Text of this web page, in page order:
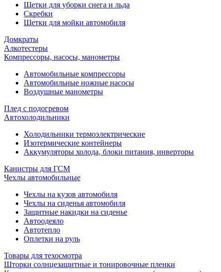
Щетки для уборки снега и льда
Скребки
Щетки для мойки автомобиля
Домкраты
Алкотестеры
Компрессоры, насосы, манометры
Автомобильные компрессоры
Автомобильные ножные насосы
Воздушные манометры
Плед с подогревом
Автохолодильники
Холодильники термоэлектрические
Изотермические контейнеры
Аккумуляторы холода, блоки питания, инверторы
Канистры для ГСМ
Чехлы автомобильные
Чехлы на кузов автомобиля
Чехлы на сиденья автомобиля
Защитные накидки на сиденье
Автоодеяло
Автотепло
Оплетки на руль
Товары для техосмотра
Шторки солнцезащитные и тонировочные пленки